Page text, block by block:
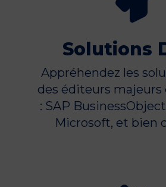
Solutions
Appréhendez les
des éditeurs majeurs
: SAP
Microsoft, et bien